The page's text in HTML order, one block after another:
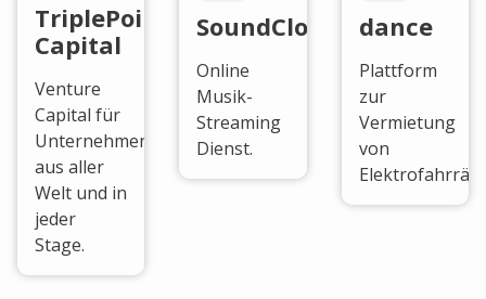
TriplePoint
Capital
Venture
Capital für
Unternehmen
aus aller
Welt und in
jeder
Stage.
SoundCloud
Online
Musik-
Streaming
Dienst.
dance
Plattform
zur
Vermietung
von